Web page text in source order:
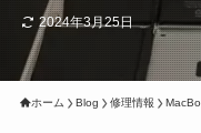
2024年3月25日
ホーム Blog 修理情報